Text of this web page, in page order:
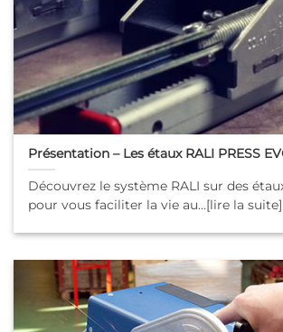
Présentation – Les étaux RALI PRESS
Découvrez le système RALI sur des
pour vous faciliter la vie au...[lire la suite]